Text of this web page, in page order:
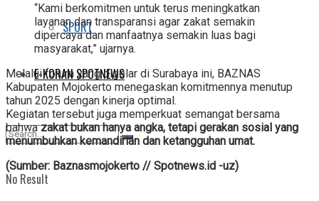
SPORT
E-KORAN SPOTNEWS
No Result
“Kami berkomitmen untuk terus meningkatkan
layanan dan transparansi agar zakat semakin
dipercaya dan manfaatnya semakin luas bagi
masyarakat,” ujarnya.
Melalui forum yang digelar di Surabaya ini, BAZNAS
Kabupaten Mojokerto menegaskan komitmennya menutup
tahun 2025 dengan kinerja optimal.
Kegiatan tersebut juga memperkuat semangat bersama
bahwazakat bukan hanya angka, tetapi gerakan sosial yang
menumbuhkan kemandirian dan ketangguhan umat.
(Sumber: Baznasmojokerto // Spotnews.id -uz)